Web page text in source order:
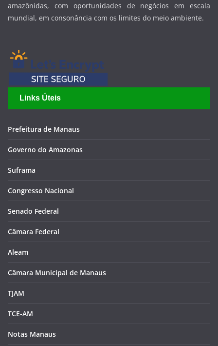
amazônidas, com oportunidades de negócios em escala
mundial, em consonância com os limites do meio ambiente.
Links Úteis
Prefeitura de Manaus
Governo do Amazonas
Suframa
Congresso Nacional
Senado Federal
Câmara Federal
Aleam
Câmara Municipal de Manaus
TJAM
TCE-AM
Notas Manaus